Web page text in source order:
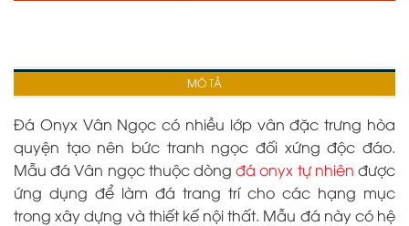
MÔ TẢ
Đá Onyx Vân Ngọccó nhiều lớp vân đặc trưng hòa
quyện tạo nên bức tranh ngọc đối xứng độc đáo.
Mẫu đá Vân ngọc thuộc dòngđá onyx tự nhiên được
ứng dụng để làm đá trang trí cho các hạng mục
trong xây dựng và thiết kế nội thất. Mẫu đá này có hệ